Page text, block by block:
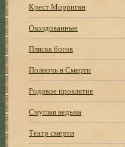
Крест Морриган
Околдованные
Пляска богов
Полночь в Смерти
Родовое проклятие
Смуглая ведьма
Театр смерти